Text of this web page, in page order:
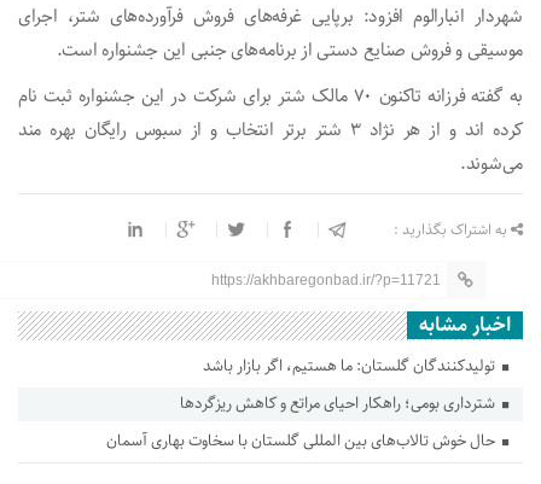
شهردار انبارالوم افزود: برپایی غرفه‌های فروش فرآورده‌های شتر، اجرای
موسیقی و فروش صنایع دستی از برنامه‌های جنبی این جشنواره است.
به گفته فرزانه تاکنون ۷۰ مالک شتر برای شرکت در این جشنواره ثبت نام
کرده اند و از هر نژاد ۳ شتر برتر انتخاب و از سبوس رایگان بهره مند
می‌شوند.
به اشتراک بگذارید :
https://akhbaregonbad.ir/?p=11721
اخبار مشابه
تولیدکنندگان گلستان: ما هستیم، اگر بازار باشد
شترداری بومی؛ راهکار احیای مراتع و کاهش ریزگردها
حال خوش تالاب‌های بین المللی گلستان با سخاوت بهاری آسمان